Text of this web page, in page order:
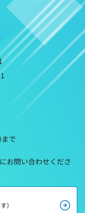
で
お問い合わせくださ
）